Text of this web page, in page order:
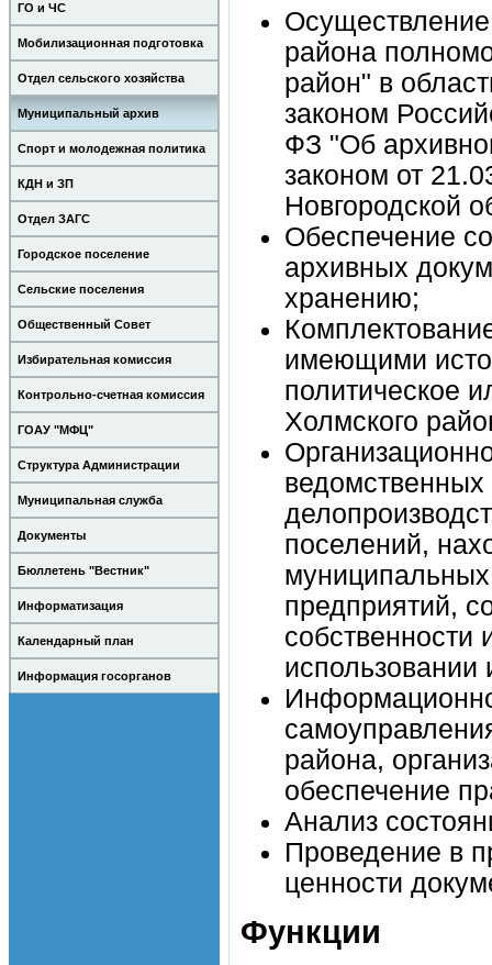
ГО и ЧС
Мобилизационная подготовка
Отдел сельского хозяйства
Муниципальный архив
Спорт и молодежная политика
КДН и ЗП
Отдел ЗАГС
Городское поселение
Сельские поселения
Общественный Совет
Избирательная комиссия
Контрольно-счетная комиссия
ГОАУ "МФЦ"
Структура Администрации
Муниципальная служба
Документы
Бюллетень "Вестник"
Информатизация
Календарный план
Информация госорганов
района
район" в
законом
ФЗ "Об
законом от
Новгородской
Обеспечение
архивных
хранению;
имеющими
политическое
Холмского
ведомственных
поселений,
предприятий,
собственности
использовании
района,
обеспечение
Анализ
Проведение в
ценности
Функции